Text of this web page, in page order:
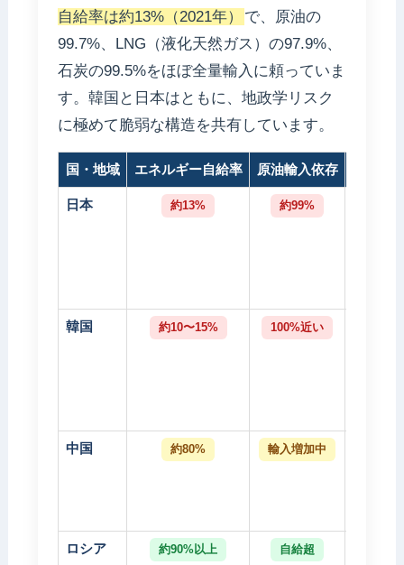
自給率は約13%（2021年）
で、原油の
99.7%、LNG（液化天然ガス）の97.9%、
石炭の99.5%をほぼ全量輸入に頼っていま
す。韓国と日本はともに、地政学リスク
に極めて脆弱な構造を共有しています。
国・地域 エネルギー自給率 原油輸入依存
日本 約13% 約99%
韓国 約10〜15% 100%近い
中国 約80% 輸入増加中
ロシア 約90%以上 自給超